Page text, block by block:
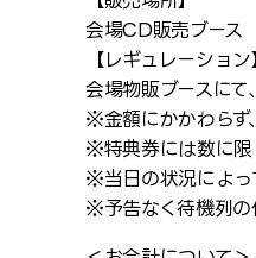
会場CD販売ブース
【レギュレーション
会場物販ブースにて
※金額にかかわらず
※特典券には数に限
※当日の状況によっ
※予告なく待機列の